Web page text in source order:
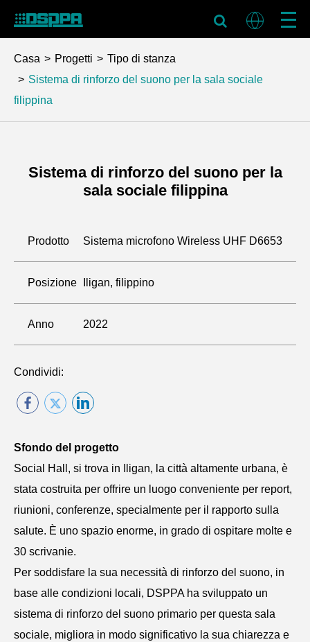
Casa Progetti
Tipo di stanza
Sistema di rinforzo del suono per la sala sociale
filippina
Sistema di rinforzo del suono per la
sala sociale filippina
Prodotto Sistema microfono Wireless UHF D6653
Posizione Iligan, filippino
Anno 2022
Condividi:
Sfondo del progetto
Social Hall, si trova in Iligan, la città altamente urbana, è
stata costruita per offrire un luogo conveniente per report,
riunioni, conferenze, specialmente per il rapporto sulla
salute. È uno spazio enorme, in grado di ospitare molte e
30 scrivanie.
Per soddisfare la sua necessità di rinforzo del suono, in
base alle condizioni locali, DSPPA ha sviluppato un
sistema di rinforzo del suono primario per questa sala
sociale, migliora in modo significativo la sua chiarezza e